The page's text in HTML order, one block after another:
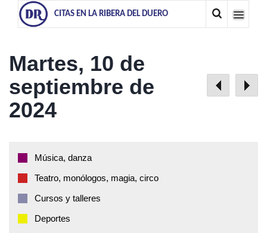
CITAS EN LA RIBERA DEL DUERO
Martes, 10 de
septiembre de
2024
Música, danza
Teatro, monólogos, magia, circo
Cursos y talleres
Deportes